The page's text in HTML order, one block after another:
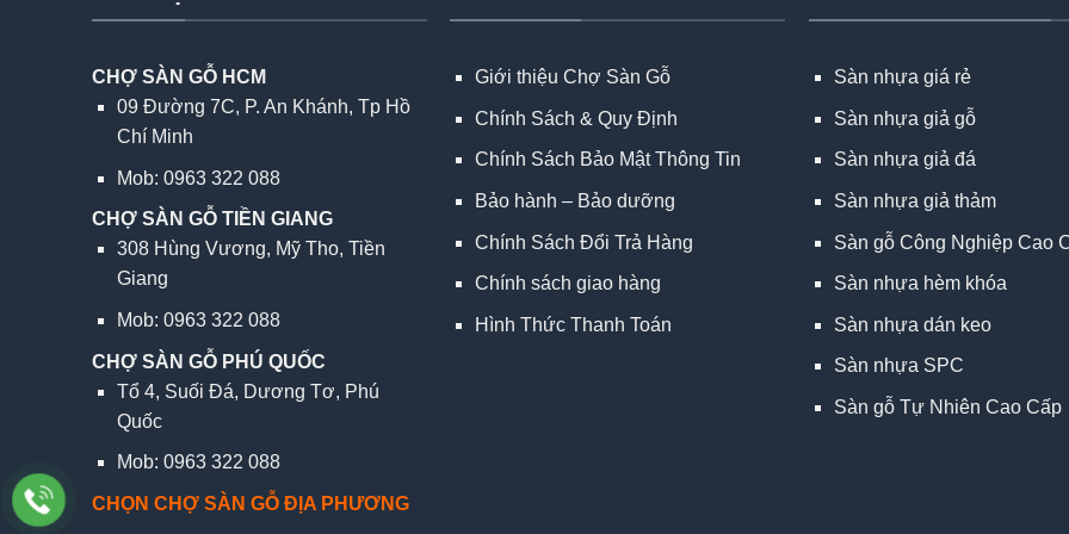
CHỢ SÀN GỖ HCM
09 Đường 7C, P. An Khánh, Tp Hồ
Chí Minh
Mob: 0963 322 088
CHỢ SÀN GỖ TIỀN GIANG
308 Hùng Vương, Mỹ Tho, Tiền
Giang
Mob: 0963 322 088
CHỢ SÀN GỖ PHÚ QUỐC
Tổ 4, Suối Đá, Dương Tơ, Phú
Quốc
Mob: 0963 322 088
CHỌN CHỢ SÀN GỖ ĐỊA PHƯƠNG
Giới thiệu Chợ Sàn Gỗ
Chính Sách & Quy Định
Chính Sách Bảo Mật Thông Tin
Bảo hành – Bảo dưỡng
Chính Sách Đổi Trả Hàng
Chính sách giao hàng
Hình Thức Thanh Toán
Sàn nhựa giá rẻ
Sàn nhựa giả gỗ
Sàn nhựa giả đá
Sàn nhựa giả thảm
Sàn gỗ Công Nghiệp Cao
Sàn nhựa hèm khóa
Sàn nhựa dán keo
Sàn nhựa SPC
Sàn gỗ Tự Nhiên Cao Cấp